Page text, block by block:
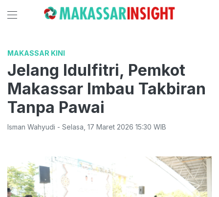
MAKASSAR KINI
Jelang Idulfitri, Pemkot
Makassar Imbau Takbiran
Tanpa Pawai
Isman Wahyudi - Selasa 17 Maret 2026 15:30 WIB